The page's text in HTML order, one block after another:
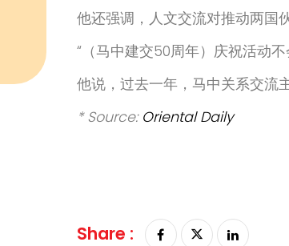
他还强调，人文交流对推动两国
“（马中建交50周年）庆祝活动
他说，过去一年，马中关系交流
* Source: Oriental Daily
Share :